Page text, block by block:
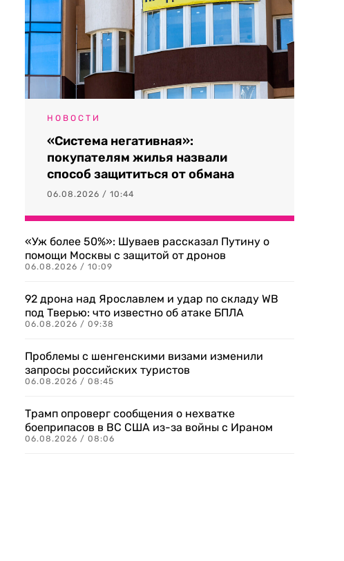
НОВОСТИ
«Система негативная»:
покупателям жилья назвали
способ защититься от обмана
06.08.2026 / 10:44
«Уж более 50%»: Шуваев рассказал Путину о
помощи Москвы с защитой от дронов
06.08.2026 / 10:09
92 дрона над Ярославлем и удар по складу WB
под Тверью: что известно об атаке БПЛА
06.08.2026 / 09:38
Проблемы с шенгенскими визами изменили
запросы российских туристов
06.08.2026 / 08:45
Трамп опроверг сообщения о нехватке
боеприпасов в ВС США из-за войны с Ираном
06.08.2026 / 08:06